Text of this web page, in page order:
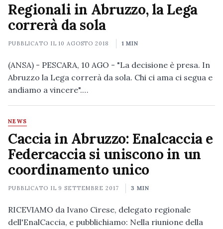
Regionali in Abruzzo, la Lega
correrà da sola
PUBBLICATO IL10 AGOSTO 2018 1 MIN
(ANSA) - PESCARA, 10 AGO - "La decisione è presa. In
Abruzzo la Lega correrà da sola. Chi ci ama ci segua e
andiamo a vincere".…
NEWS
Caccia in Abruzzo: Enalcaccia e
Federcaccia si uniscono in un
coordinamento unico
PUBBLICATO IL 9 SETTEMBRE 2017 3 MIN
RICEVIAMO da Ivano Cirese, delegato regionale
dell'EnalCaccia, e pubblichiamo: Nella riunione della